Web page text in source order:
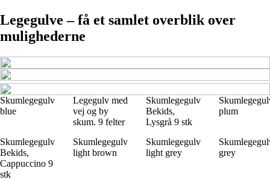
Legegulve – få et samlet overblik over
mulighederne
Skumlegegulv
blue
Legegulv med
vej og by
skum. 9 felter
Skumlegegulv
Bekids,
Lysgrå 9 stk
plum
Skumlegegulv
Bekids,
Cappuccino 9
stk
Skumlegegulv
light brown
Skumlegegulv
light grey
grey